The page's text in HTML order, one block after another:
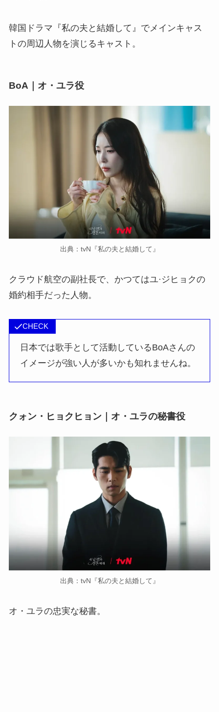
韓国ドラマ『私の夫と結婚して』でメインキャス
トの周辺人物を演じるキャスト。
BoA｜オ・ユラ役
出典：tvN『私の夫と結婚して』
クラウド航空の副社長で、かつてはユ·ジヒョクの
婚約相手だった人物。
CHECK
日本では歌手として活動しているBoAさんの
イメージが強い人が多いかも知れませんね。
クォン・ヒョクヒョン｜オ・ユラの秘書役
出典：tvN『私の夫と結婚して』
オ・ユラの忠実な秘書。